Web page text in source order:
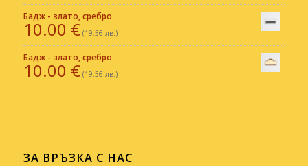
Бадж - злато, сребро
10.00 €(19.56 лв.)
Бадж - злато, сребро
10.00 €(19.56 лв.)
ЗА ВРЪЗКА С НАС